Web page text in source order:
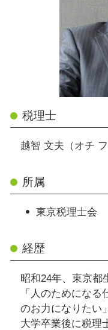
税理士
越智 文夫（オチ フ
所属
東京税理士会
経歴
昭和24年、東京都
「人のためにな
のお力になりたい
大学卒業後に税理